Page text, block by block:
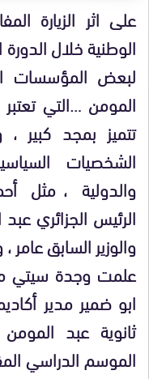
على اثر الزيارة
الوطنية خلال الدورة
لبعض المؤسسات
المومن …التي تعتبر
تتميز بمجد كبير
الشخصيات
والدولية ، مثل
الرئيس الجزائري
والوزير السابق عامر
علمت وجدة سيتي
ابو ضمير مدير
ثانوية عبد
الموسم الدراسي